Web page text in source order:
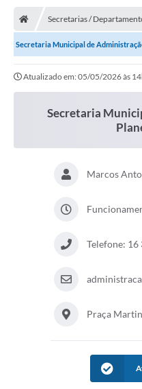
Secretarias /
Secretaria Municipal de
Atualizado em: 05/05/2026 às
Secretaria
Marcos
Telefone: 16
Praça